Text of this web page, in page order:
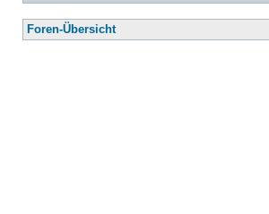
Foren-Übersicht